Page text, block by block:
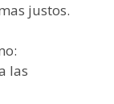
justos.
las